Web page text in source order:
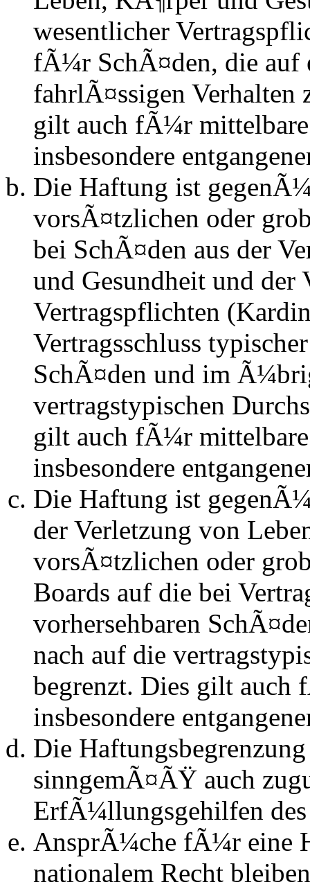
wesentlicher
fÃ¼r SchÃ¤den, die auf
fahrlÃ¤ssigen
gilt auch fÃ¼r
insbesondere
Die Haftung ist
vorsÃ¤tzlichen oder
bei SchÃ¤den aus der
und Gesundheit und der
Vertragspflichten
Vertragsschluss
SchÃ¤den und im
vertragstypischen
gilt auch fÃ¼r
insbesondere
Die Haftung ist
der Verletzung von
vorsÃ¤tzlichen oder
Boards auf die bei
vorhersehbaren
nach auf die
begrenzt. Dies gilt auch
insbesondere
Die
sinngemÃ¤ÃŸ auch
ErfÃ¼llungsgehilfen des
AnsprÃ¼che fÃ¼r eine
nationalem Recht